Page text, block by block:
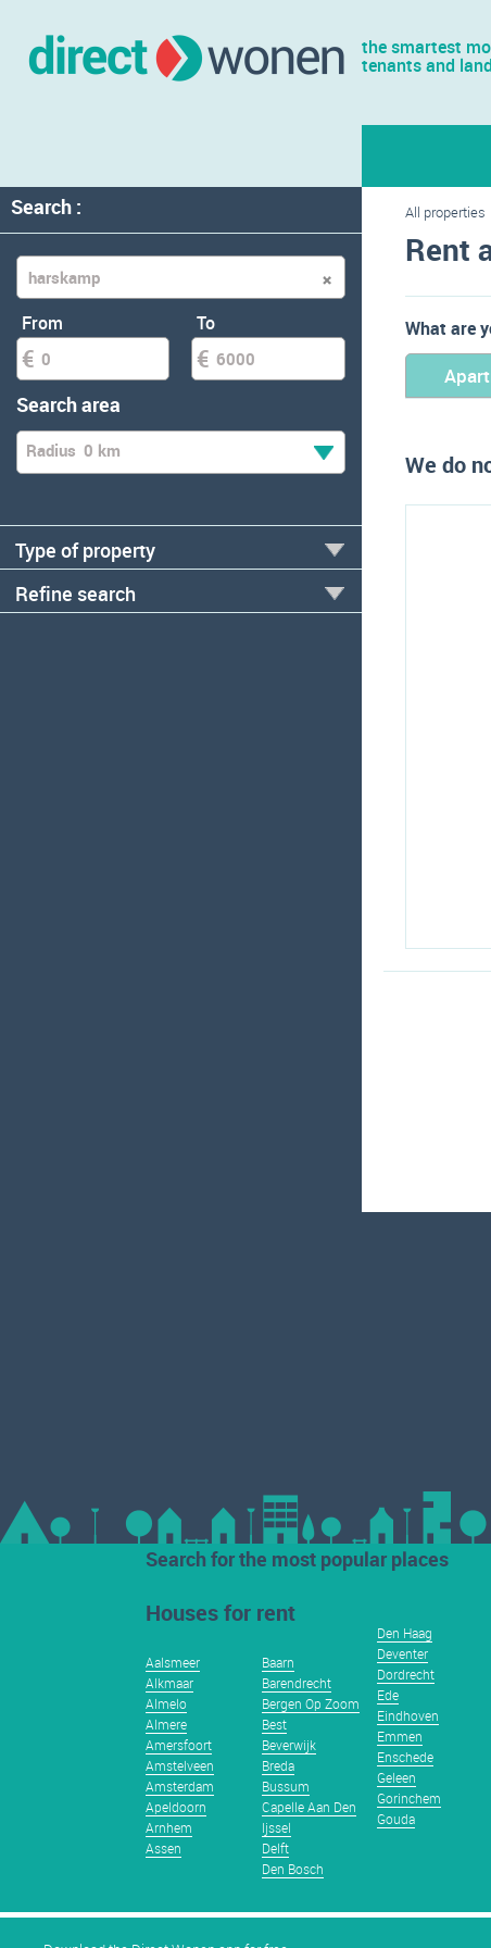
the smartest
tenants and
Search :
From To
Search area
Radius 0 km
Type of property
Refine search
All properties
Rent
What are
We do
Search for the most popular places
Houses for rent
Aalsmeer
Alkmaar
Almelo
Almere
Amersfoort
Amstelveen
Amsterdam
Apeldoorn
Arnhem
Assen
Baarn
Barendrecht
Bergen Op Zoom
Best
Beverwijk
Breda
Bussum
Capelle Aan Den
Ijssel
Delft
Den Bosch
Den Haag
Deventer
Dordrecht
Ede
Eindhoven
Emmen
Enschede
Geleen
Gorinchem
Gouda